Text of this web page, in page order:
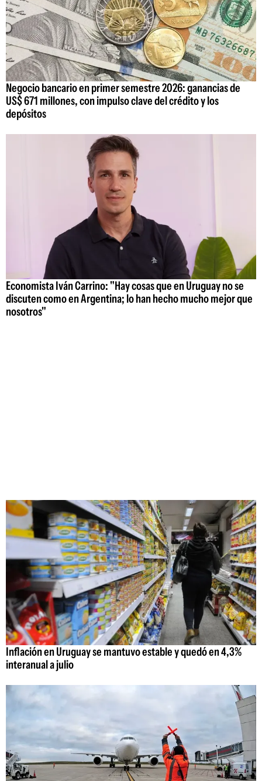
Negocio bancario en primer semestre 2026: ganancias de
US$ 671 millones, con impulso clave del crédito y los
depósitos
Economista Iván Carrino: "Hay cosas que en Uruguay no se
discuten como en Argentina; lo han hecho mucho mejor que
nosotros"
Inflación en Uruguay se mantuvo estable y quedó en 4,3%
interanual a julio